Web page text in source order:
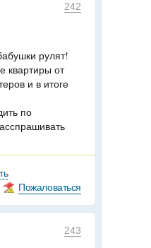
242
рулят!
квартиры от
и в итоге
по
Пожаловаться
243